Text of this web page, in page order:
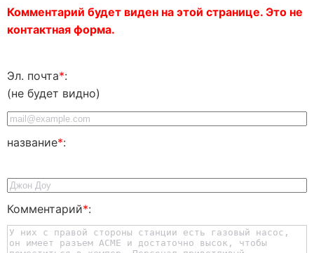
Комментарий будет виден на этой странице. Это не
контактная форма.
Эл. почта*:
(не будет видно)
название*:
Комментарий*: